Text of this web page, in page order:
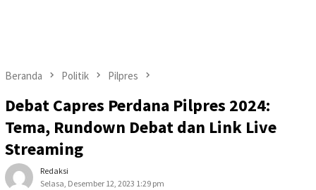
Beranda Politik Pilpres
Debat Capres Perdana Pilpres 2024:
Tema, Rundown Debat dan Link Live
Streaming
Redaksi
Selasa, Desember 12, 2023 1:29 pm